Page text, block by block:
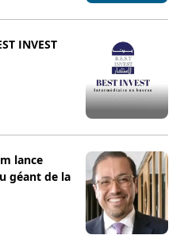
INVEST
lance
géant de la